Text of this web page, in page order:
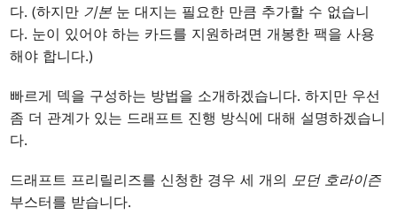
다. (하지만 기본 눈 대지는 필요한 만큼 추가할 수 없습니
다. 눈이 있어야 하는 카드를 지원하려면 개봉한 팩을 사용
해야 합니다.)
빠르게 덱을 구성하는 방법을 소개하겠습니다. 하지만 우선
좀 더 관계가 있는 드래프트 진행 방식에 대해 설명하겠습니
다.
드래프트 프리릴리즈를 신청한 경우 세 개의 모던 호라이즌
부스터를 받습니다.